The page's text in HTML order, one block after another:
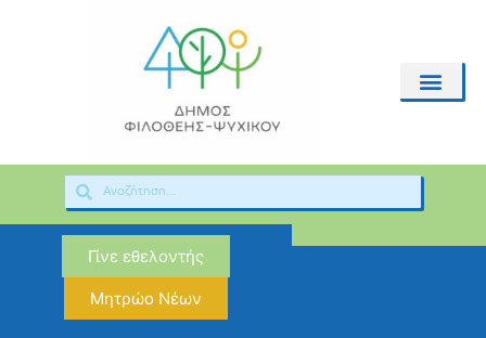
Γίνε εθελοντής
Μητρώο Νέων